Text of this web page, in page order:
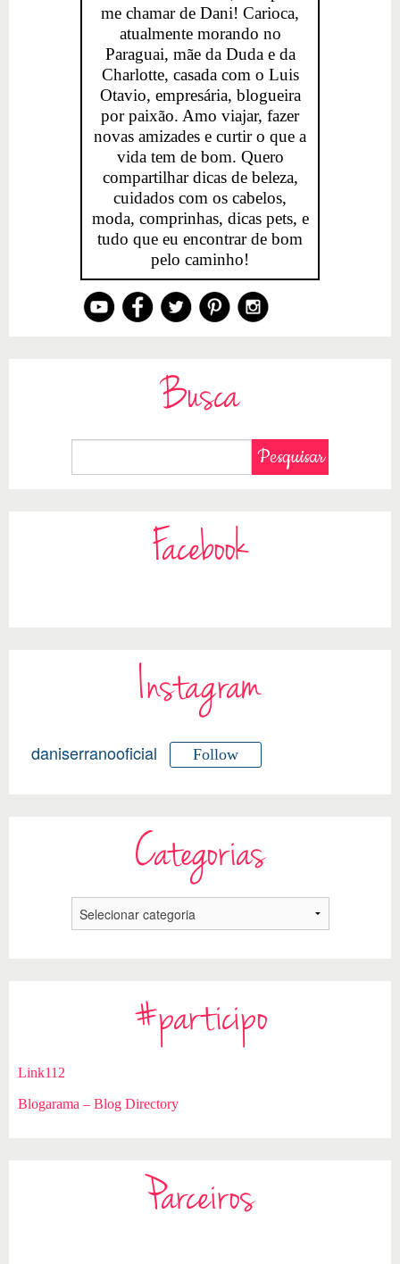
me chamar de Dani! Carioca,
atualmente morando no
Paraguai, mãe da Duda e da
Charlotte, casada com o Luis
Otavio, empresária, blogueira
por paixão. Amo viajar, fazer
novas amizades e curtir o que a
vida tem de bom. Quero
compartilhar dicas de beleza,
cuidados com os cabelos,
moda, comprinhas, dicas pets, e
tudo que eu encontrar de bom
pelo caminho!
Busca
Facebook
Instagram
daniserranooficial Follow
Categorias
#participo
Link112
Blogarama – Blog Directory
Parceiros